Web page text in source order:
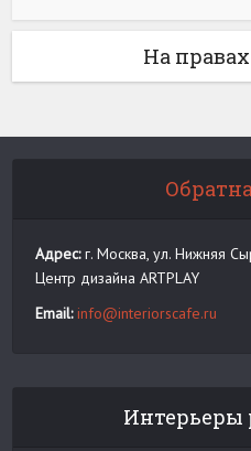
На
Адрес:г. Москва, ул. Нижняя
Центр дизайна ARTPLAY
Email: info@interiorscafe.ru
Интерьеры